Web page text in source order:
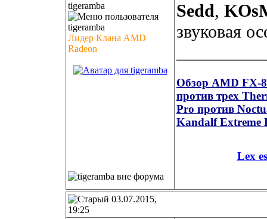
tigeramba
Лидер Клана AMD
Radeon
Sedd,
звуковая
Обзор AMD FX-
против трех
Pro против
Kandalf Extreme
Lex
03.07.2015,
19:25